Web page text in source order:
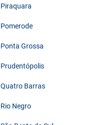
Piraquara
Pomerode
Ponta Grossa
Prudentópolis
Quatro Barras
Rio Negro